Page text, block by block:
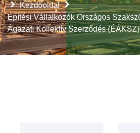
Kezdőoldal
Építési Vállalkozók Országos
Ágazati Kollektív Szerződés (ÉÁKSZ)